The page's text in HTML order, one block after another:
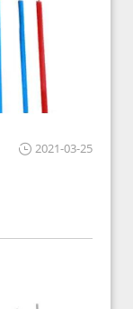
2021-03-25